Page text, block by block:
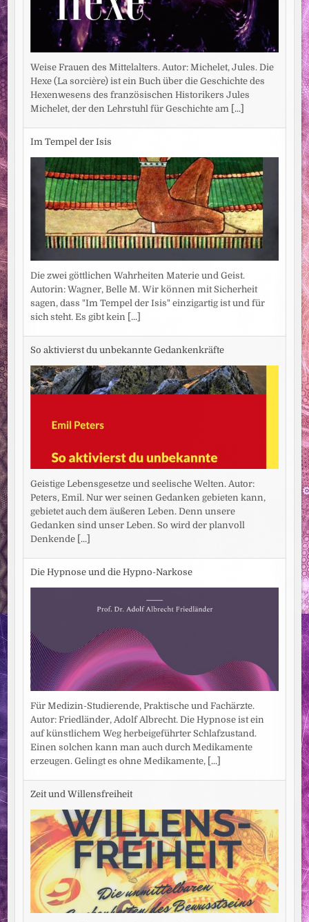
Weise Frauen des Mittelalters. Autor: Michelet, Jules. Die
Hexe (La sorcière) ist ein Buch über die Geschichte des
Hexenwesens des französischen Historikers Jules
Michelet, der den Lehrstuhl für Geschichte am [...]
Im Tempel der Isis
Die zwei göttlichen Wahrheiten Materie und Geist.
Autorin: Wagner, Belle M. Wir können mit Sicherheit
sagen, dass "Im Tempel der Isis" einzigartig ist und für
sich steht. Es gibt kein [...]
So aktivierst du unbekannte Gedankenkräfte
Geistige Lebensgesetze und seelische Welten. Autor:
Peters, Emil. Nur wer seinen Gedanken gebieten kann,
gebietet auch dem äußeren Leben. Denn unsere
Gedanken sind unser Leben. So wird der planvoll
Denkende [...]
Die Hypnose und die Hypno-Narkose
Für Medizin-Studierende, Praktische und Fachärzte.
Autor: Friedländer, Adolf Albrecht. Die Hypnose ist ein
auf künstlichem Weg herbeigeführter Schlafzustand.
Einen solchen kann man auch durch Medikamente
erzeugen. Gelingt es ohne Medikamente, [...]
Zeit und Willensfreiheit